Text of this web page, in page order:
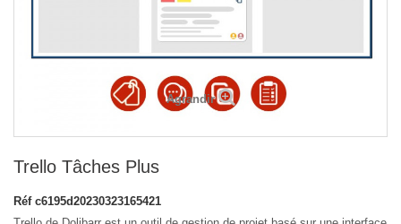
Agrandir
Trello Tâches Plus
Réf c6195d20230323165421